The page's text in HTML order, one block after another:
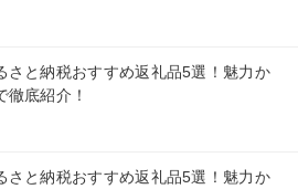
さと納税おすすめ返礼品5選！魅力か
徹底紹介！
さと納税おすすめ返礼品5選！魅力か